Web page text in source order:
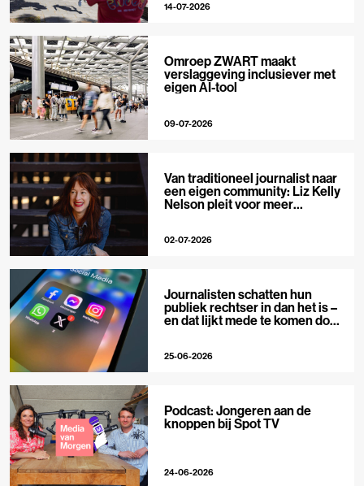
14-07-2026
Omroep ZWART maakt
verslaggeving inclusiever met
eigen AI-tool
09-07-2026
Van traditioneel journalist naar
een eigen community: Liz Kelly
Nelson pleit voor meer
02-07-2026
Journalisten schatten hun
publiek rechtser in dan het is –
en dat lijkt mede te komen door
25-06-2026
Podcast: Jongeren aan de
knoppen bij Spot TV
24-06-2026